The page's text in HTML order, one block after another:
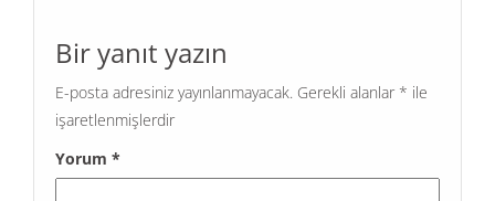
Bir yanıt yazın
E-posta adresiniz yayınlanmayacak. Gerekli alanlar * ile
işaretlenmişlerdir
Yorum *